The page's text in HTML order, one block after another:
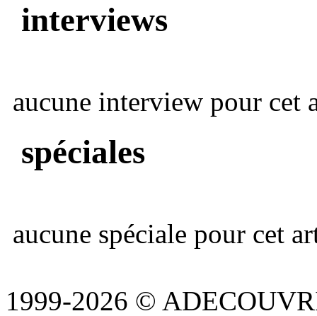
interviews
aucune interview pour cet
spéciales
aucune spéciale pour cet
1999-2026 ©